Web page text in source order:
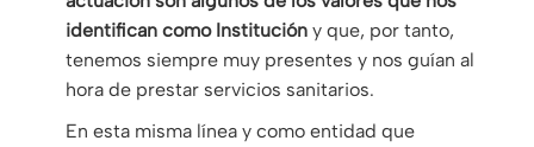
identifican como Institución y que, por tanto,
tenemos siempre muy presentes y nos guían al
hora de prestar servicios sanitarios.
En esta misma línea y como entidad que